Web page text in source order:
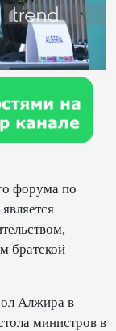
форума по
братской
Алжира в
министров в